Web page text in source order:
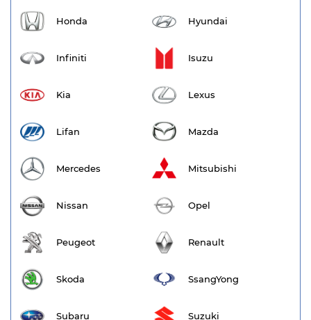
Honda Hyundai
Infiniti Isuzu
Kia Lexus
Lifan Mazda
Mercedes Mitsubishi
Nissan Opel
Peugeot Renault
Skoda SsangYong
Subaru Suzuki